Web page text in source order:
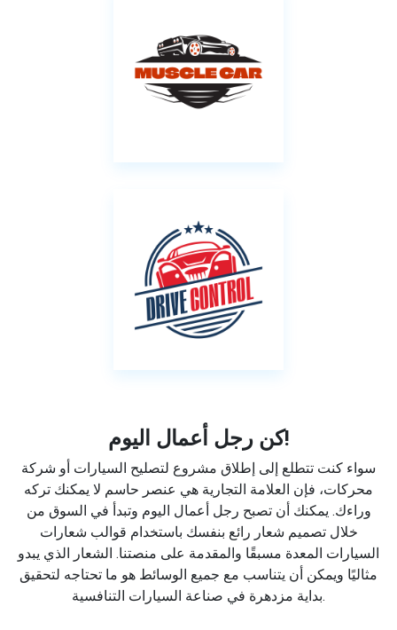
كن رجل أعمال اليوم!
سواء كنت تتطلع إلى إطلاق مشروع لتصليح السيارات أو شركة
محركات، فإن العلامة التجارية هي عنصر حاسم لا يمكنك تركه
وراءك. يمكنك أن تصبح رجل أعمال اليوم وتبدأ في السوق من
خلال تصميم شعار رائع بنفسك باستخدام قوالب شعارات
السيارات المعدة مسبقًا والمقدمة على منصتنا. الشعار الذي يبدو
مثاليًا ويمكن أن يتناسب مع جميع الوسائط هو ما تحتاجه لتحقيق
بداية مزدهرة في صناعة السيارات التنافسية.